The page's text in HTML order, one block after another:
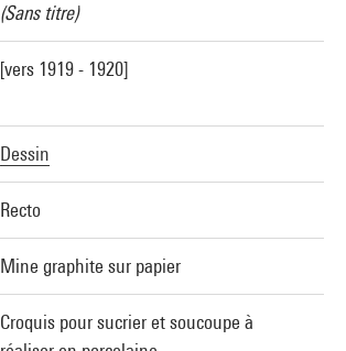
(Sans titre)
[vers 1919 - 1920]
Dessin
Recto
Mine graphite sur papier
Croquis pour sucrier et soucoupe à